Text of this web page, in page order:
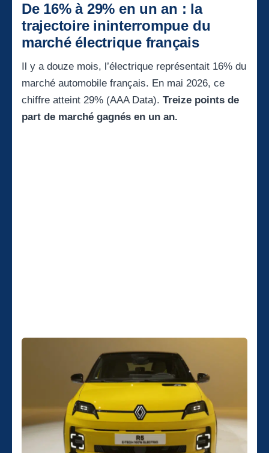
De 16% à 29% en un an : la
trajectoire ininterrompue du
marché électrique français
Il y a douze mois, l’électrique représentait 16% du
marché automobile français. En mai 2026, ce
chiffre atteint 29% (AAA Data). Treize points de
part de marché gagnés en un an.